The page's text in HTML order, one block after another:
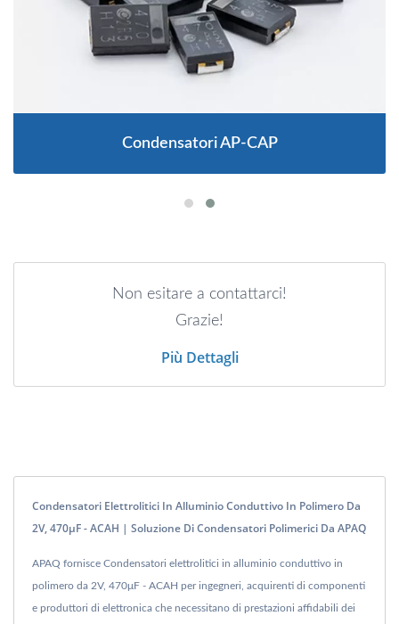
Condensatori AP-CAP
Non esitare a contattarci!
Grazie!
Più Dettagli
Condensatori Elettrolitici In Alluminio Conduttivo In Polimero Da
2V, 470μF - ACAH | Soluzione Di Condensatori Polimerici Da APAQ
APAQ fornisce Condensatori elettrolitici in alluminio conduttivo in
polimero da 2V, 470μF - ACAH per ingegneri, acquirenti di componenti
e produttori di elettronica che necessitano di prestazioni affidabili dei